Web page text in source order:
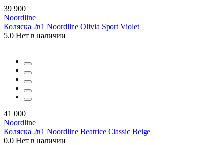
39 900
Noordline
Коляска 2в1 Noordline Olivia Sport Violet
5.0 Нет в наличии
41 000
Noordline
Коляска 2в1 Noordline Beatrice Classic Beige
0.0 Нет в наличии